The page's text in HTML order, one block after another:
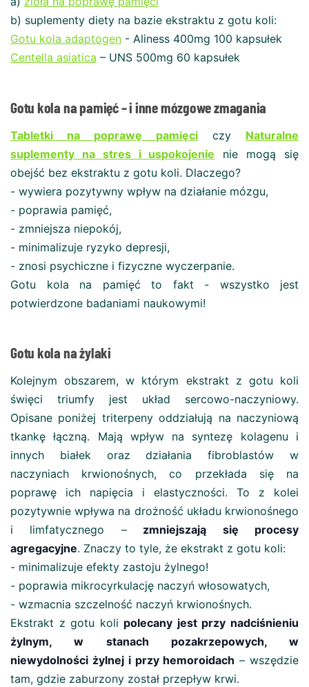
b) suplementy diety na bazie ekstraktu z gotu koli:
Gotu kola adaptogen - Aliness 400mg 100 kapsułek
Centella asiatica – UNS 500mg 60 kapsułek
Gotu kola na pamięć – i inne mózgowe zmagania
Tabletki na poprawę pamięci czy Naturalne
suplementy na stres i uspokojenie nie mogą się
obejść bez ekstraktu z gotu koli. Dlaczego?
- wywiera pozytywny wpływ na działanie mózgu,
- poprawia pamięć,
- zmniejsza niepokój,
- minimalizuje ryzyko depresji,
- znosi psychiczne i fizyczne wyczerpanie.
Gotu kola na pamięć to fakt - wszystko jest
potwierdzone badaniami naukowymi!
Gotu kola na żylaki
Kolejnym obszarem, w którym ekstrakt z gotu koli
święci triumfy jest układ sercowo-naczyniowy.
Opisane poniżej triterpeny oddziałują na naczyniową
tkankę łączną. Mają wpływ na syntezę kolagenu i
innych białek oraz działania fibroblastów w
naczyniach krwionośnych, co przekłada się na
poprawę ich napięcia i elastyczności. To z kolei
pozytywnie wpływa na drożność układu krwionośnego
i limfatycznego –zmniejszają się procesy
agregacyjne. Znaczy to tyle, że ekstrakt z gotu koli:
- minimalizuje efekty zastoju żylnego!
- poprawia mikrocyrkulację naczyń włosowatych,
- wzmacnia szczelność naczyń krwionośnych.
Ekstrakt z gotu koli polecany jest przy nadciśnieniu
żylnym, w stanach pozakrzepowych, w
niewydolności żylnej i przy hemoroidach – wszędzie
tam, gdzie zaburzony został przepływ krwi.